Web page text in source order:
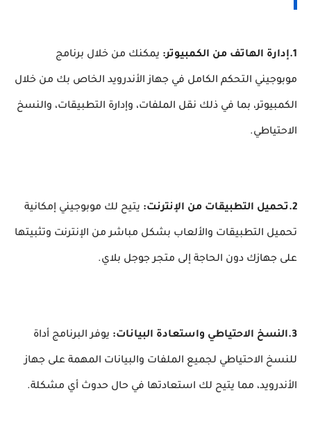
1.إدارة الهاتف من الكمبيوتر: يمكنك من خلال برنامج
موبوجيني التحكم الكامل في جهاز الأندرويد الخاص بك من خلال
الكمبيوتر، بما في ذلك نقل الملفات، وإدارة التطبيقات، والنسخ
الاحتياطي.
2.تحميل التطبيقات من الإنترنت: يتيح لك موبوجيني إمكانية
تحميل التطبيقات والألعاب بشكل مباشر من الإنترنت وتثبيتها
على جهازك دون الحاجة إلى متجر جوجل بلاي.
3.النسخ الاحتياطي واستعادة البيانات: يوفر البرنامج أداة
للنسخ الاحتياطي لجميع الملفات والبيانات المهمة على جهاز
الأندرويد، مما يتيح لك استعادتها في حال حدوث أي مشكلة.